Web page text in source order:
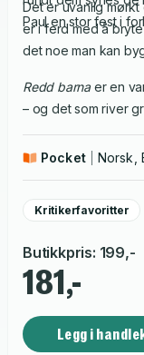
Paul en stor fest i
Det er uvanlig
er i ferd med å
det noe man kan
Redd barnaer en
– og det som river
Pocket Norsk,
Kritikerfavoritter
Butikkpris: 199,-
181,-
Legg i